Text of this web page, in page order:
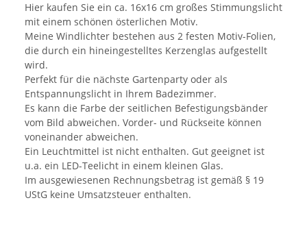
Hier kaufen Sie ein ca. 16x16 cm großes Stimmungslicht
mit einem schönen österlichen Motiv.
Meine Windlichter bestehen aus 2 festen Motiv-Folien,
die durch ein hineingestelltes Kerzenglas aufgestellt
wird.
Perfekt für die nächste Gartenparty oder als
Entspannungslicht in Ihrem Badezimmer.
Es kann die Farbe der seitlichen Befestigungsbänder
vom Bild abweichen. Vorder- und Rückseite können
voneinander abweichen.
Ein Leuchtmittel ist nicht enthalten. Gut geeignet ist
u.a. ein LED-Teelicht in einem kleinen Glas.
Im ausgewiesenen Rechnungsbetrag ist gemäß § 19
UStG keine Umsatzsteuer enthalten.